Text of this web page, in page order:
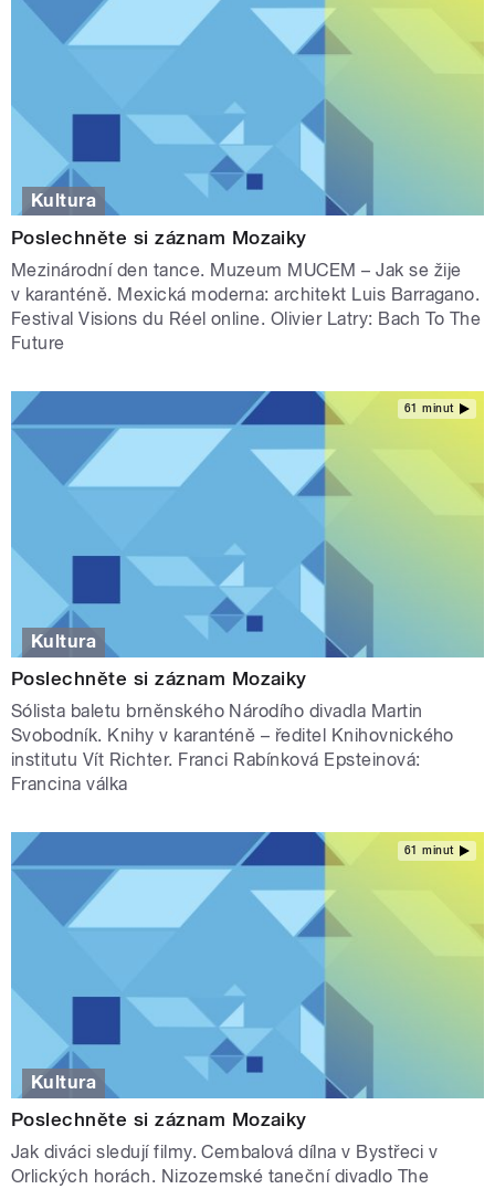
Kultura
Poslechněte si záznam Mozaiky
Mezinárodní den tance. Muzeum MUCEM – Jak se žije
v karanténě. Mexická moderna: architekt Luis Barragano.
Festival Visions du Réel online. Olivier Latry: Bach To The
Future
61 minut
Kultura
Poslechněte si záznam Mozaiky
Sólista baletu brněnského Národího divadla Martin
Svobodník. Knihy v karanténě – ředitel Knihovnického
institutu Vít Richter. Franci Rabínková Epsteinová:
Francina válka
61 minut
Kultura
Poslechněte si záznam Mozaiky
Jak diváci sledují filmy. Cembalová dílna v Bystřeci v
Orlických horách. Nizozemské taneční divadlo The